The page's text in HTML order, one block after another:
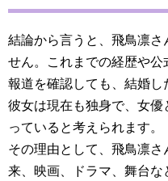
結論から言うと、飛鳥凛さ
せん。これまでの経歴や
報道を確認しても、結婚し
彼女は現在も独身で、女
っていると考えられます。
その理由として、飛鳥凛
来、映画、ドラマ、舞台